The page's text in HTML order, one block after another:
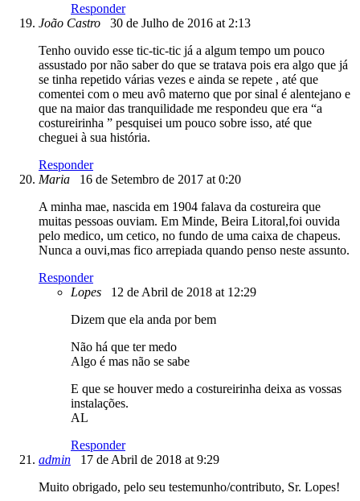
Responder
João Castro
30 de Julho de 2016 at 2:13
Tenho ouvido esse tic-tic-tic já a algum tempo um pouco
assustado por não saber do que se tratava pois era algo que já
se tinha repetido várias vezes e ainda se repete , até que
comentei com o meu avô materno que por sinal é alentejano e
que na maior das tranquilidade me respondeu que era “a
costureirinha ” pesquisei um pouco sobre isso, até que
cheguei à sua história.
Responder
Maria
16 de Setembro de 2017 at 0:20
A minha mae, nascida em 1904 falava da costureira que
muitas pessoas ouviam. Em Minde, Beira Litoral,foi ouvida
pelo medico, um cetico, no fundo de uma caixa de chapeus.
Nunca a ouvi,mas fico arrepiada quando penso neste assunto.
Responder
Lopes
12 de Abril de 2018 at 12:29
Dizem que ela anda por bem
Não há que ter medo
Algo é mas não se sabe
E que se houver medo a costureirinha deixa as vossas
instalações.
AL
Responder
admin
17 de Abril de 2018 at 9:29
Muito obrigado, pelo seu testemunho/contributo, Sr. Lopes!